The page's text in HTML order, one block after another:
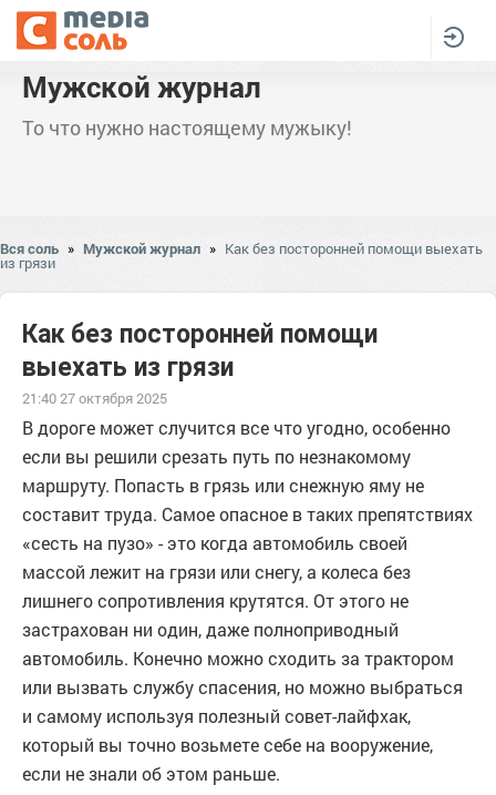
Мужской журнал
То что нужно настоящему мужыку!
Вся соль » Мужской журнал » Как без посторонней помощи выехать
из грязи
Как без посторонней помощи
выехать из грязи
21:40 27 октября 2025
В дороге может случится все что угодно, особенно
если вы решили срезать путь по незнакомому
маршруту. Попасть в грязь или снежную яму не
составит труда. Самое опасное в таких препятствиях
«сесть на пузо» - это когда автомобиль своей
массой лежит на грязи или снегу, а колеса без
лишнего сопротивления крутятся. От этого не
застрахован ни один, даже полноприводный
автомобиль. Конечно можно сходить за трактором
или вызвать службу спасения, но можно выбраться
и самому используя полезный совет-лайфхак,
который вы точно возьмете себе на вооружение,
если не знали об этом раньше.